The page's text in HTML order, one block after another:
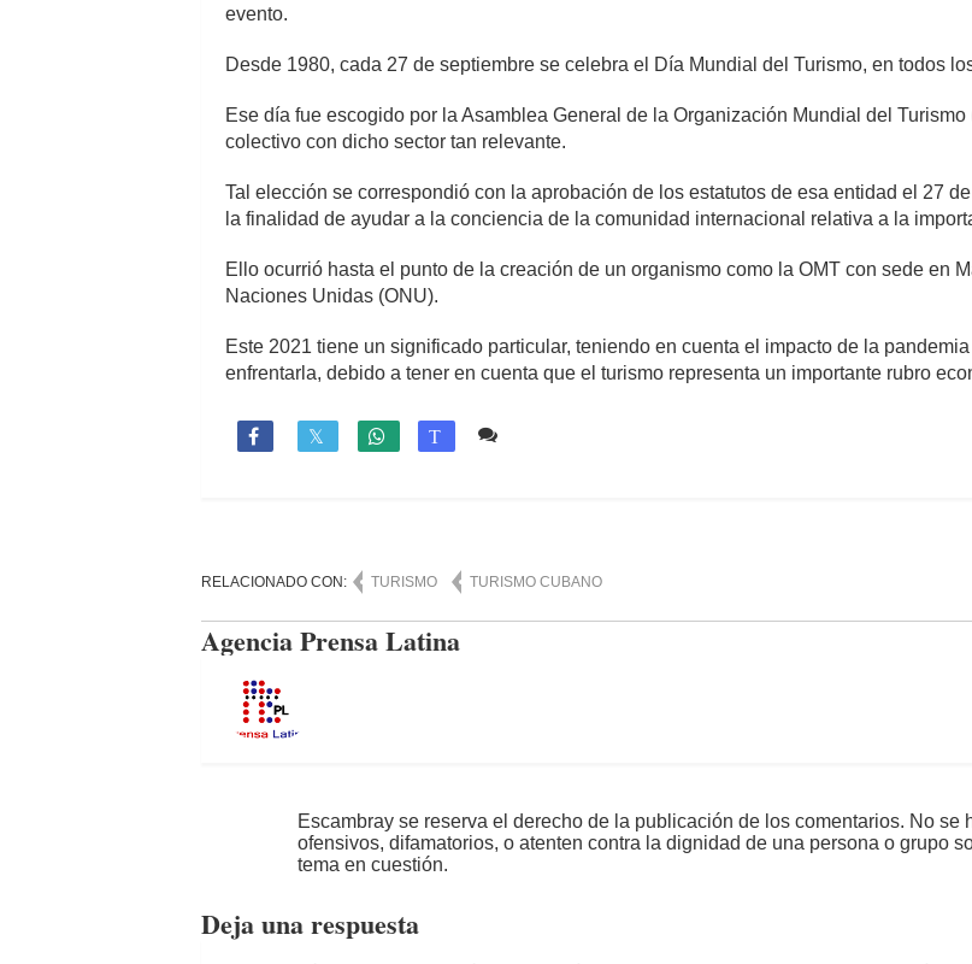
evento.
Desde 1980, cada 27 de septiembre se celebra el Día Mundial del Turismo, en todos
Ese día fue escogido por la Asamblea General de la Organización Mundial del
colectivo con dicho sector tan relevante.
Tal elección se correspondió con la aprobación de los estatutos de esa entidad el 27
la finalidad de ayudar a la conciencia de la comunidad internacional relativa a la
Ello ocurrió hasta el punto de la creación de un organismo como la OMT con sede en
Naciones Unidas (ONU).
Este 2021 tiene un significado particular, teniendo en cuenta el impacto de la
enfrentarla, debido a tener en cuenta que el turismo representa un importante rubro
 T
RELACIONADO CON: TURISMO TURISMO CUBANO
Agencia Prensa Latina
Escambray se reserva el derecho de la publicación de los comentarios. No
ofensivos, difamatorios, o atenten contra la dignidad de una persona o grupo
tema en cuestión.
Deja una respuesta